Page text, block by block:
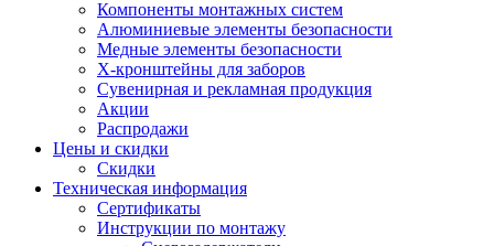
Компоненты монтажных систем
Алюминиевые элементы безопасности
Медные элементы безопасности
X-кронштейны для заборов
Сувенирная и рекламная продукция
Акции
Распродажи
Цены и скидки
Скидки
Техническая информация
Сертификаты
Инструкции по монтажу